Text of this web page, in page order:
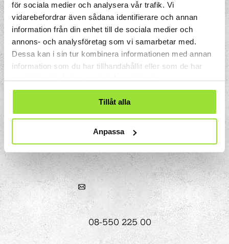
för sociala medier och analysera vår trafik. Vi
vidarebefordrar även sådana identifierare och annan
information från din enhet till de sociala medier och
annons- och analysföretag som vi samarbetar med.
Dessa kan i sin tur kombinera informationen med annan
information som du har tillhandahållit eller som de har
Tillåt alla
Anpassa
Storgatan 33
Box 633
151 27 Södertälje
08-550 225 00